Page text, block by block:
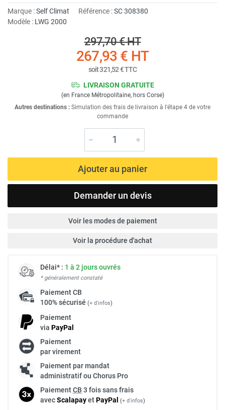
Marque :Self Climat Référence :SC 308380
Modèle : LWG 2000
297,70 €HT
267,93 € HT
soit321,52 €TTC
LIVRAISON GRATUITE
(en France Métropolitaine, hors Corse)
Autres destinations : Simulation des frais de livraison à l'étape 4 de votre
commande
Ajouter au panier
Demander un devis
Voir les modes de paiement
Voir la procédure d'achat
Délai* : 1 à 2 jours ouvrés
* généralement constaté
PaiementCB
100% sécurisé (+ d'infos)
Paiement
via PayPal
Paiement
par virement
Paiement par mandat
administratif ou Chorus Pro
PaiementCB 3 fois sans frais
avecScalapayetPayPal (+ d'infos)